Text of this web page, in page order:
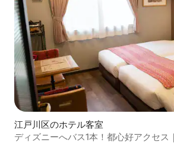
江戸川区のホテル客室
ディズニーへバス1本！都心好アクセス